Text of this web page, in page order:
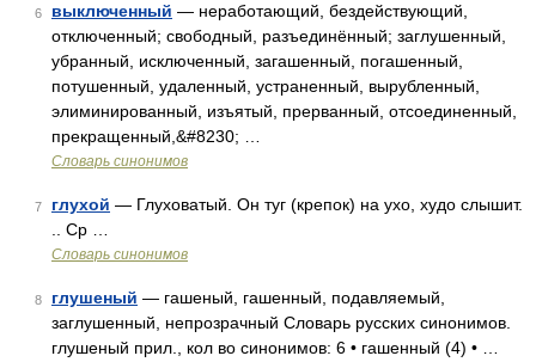
6 выключенный — неработающий, бездействующий,
отключенный; свободный, разъединённый; заглушенный,
убранный, исключенный, загашенный, погашенный,
потушенный, удаленный, устраненный, вырубленный,
элиминированный, изъятый, прерванный, отсоединенный,
прекращенный,&#8230; …
Словарь синонимов
7 глухой — Глуховатый. Он туг (крепок) на ухо, худо слышит.
.. Ср …
Словарь синонимов
8 глушеный — гашеный, гашенный, подавляемый,
заглушенный, непрозрачный Словарь русских синонимов.
глушеный прил., кол во синонимов: 6 • гашенный (4) • …